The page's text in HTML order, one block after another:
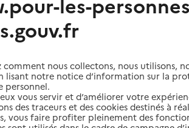
autonomie
Ajouter cette recherche aux favoris
comment nous collectons, nous utilisons,
lisant notre notice d’information sur la
personnel.
vous servir et d’améliorer votre
des traceurs et des cookies destinés à
vous faire profiter pleinement des